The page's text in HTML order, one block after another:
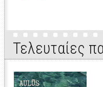
Τελευταίες